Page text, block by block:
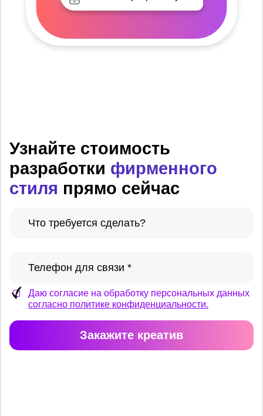
Узнайте стоимость
разработки фирменного
стиля прямо сейчас
Даю согласие на обработку персональных данных
согласно политике конфиденциальности.
Закажите креатив